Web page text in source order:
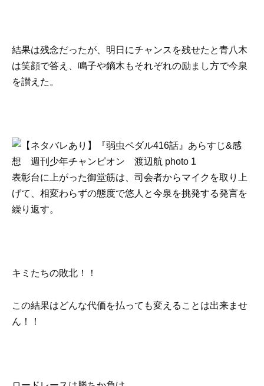
結果は残念だったが、明日にチャンスを残せたと青八木
は笑顔で答え、鳴子や鏑木もそれぞれの励まし方で今泉
を讃えた。
表彰台に上がった御堂筋は、司会者からマイクを取り上
げて、相変わらずの態度で悠人と今泉を挑発する発言を
繰り返す。
キミたちの敗北！！
この結果はどんな代価を払っても変えることは出来ませ
ん！！